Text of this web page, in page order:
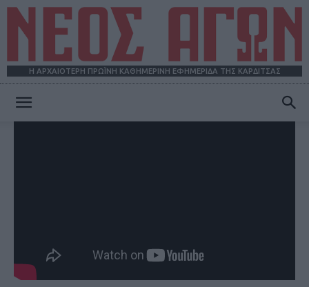
Η ΑΡΧΑΙΟΤΕΡΗ ΠΡΩΪΝΗ ΚΑΘΗΜΕΡΙΝΗ ΕΦΗΜΕΡΙΔΑ ΤΗΣ ΚΑΡΔΙΤΣΑΣ